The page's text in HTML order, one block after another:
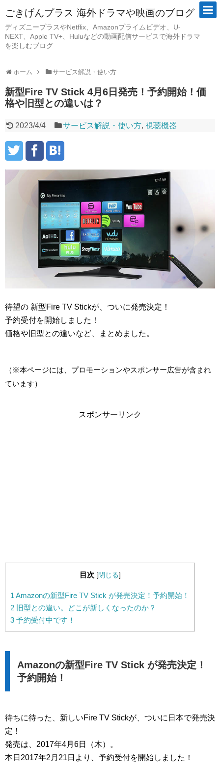
ごきげんプラス 海外ドラマや映画のブログ
ディズニープラスやNetflix、Amazonプライムビデオ、U-
NEXT、Apple TV+、Huluなどの動画配信サービスで海外ドラマ
を楽しむブログ
ホーム サービス解説・使い方
新型Fire TV Stick 4月6日発売！予約開始！価
格や旧型との違いは？
2023/4/4 サービス解説・使い方,視聴機器
待望の 新型Fire TV Stickが、ついに発売決定！
予約受付を開始しました！
価格や旧型との違いなど、まとめました。
（※本ページには、プロモーションやスポンサー広告が含まれ
ています）
スポンサーリンク
目次 [閉じる]
1 Amazonの新型Fire TV Stick が発売決定！予約開始！
2 旧型との違い。どこが新しくなったのか？
3 予約受付中です！
Amazonの新型Fire TV Stick が発売決定！
予約開始！
待ちに待った、新しいFire TV Stickが、ついに日本で発売決
定！
発売は、2017年4月6日（木）。
本日2017年2月21日より、予約受付を開始しました！